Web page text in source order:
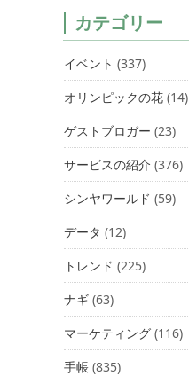
カテゴリー
イベント (337)
オリンピックの花 (14)
ゲストブロガー (23)
サービスの紹介 (376)
シンヤワールド (59)
データ (12)
トレンド (225)
ナギ (63)
マーケティング (116)
手帳 (835)